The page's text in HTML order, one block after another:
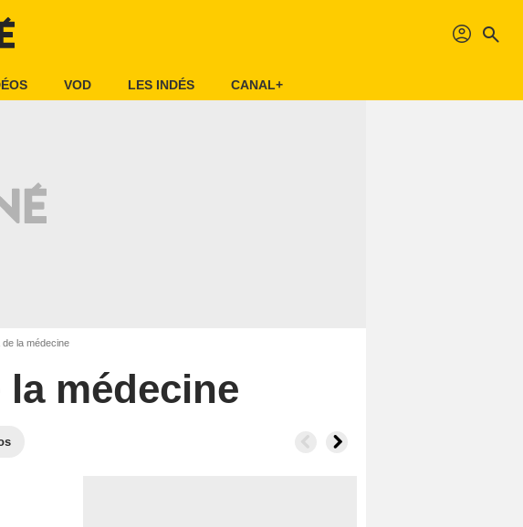
profil search
VOD LES INDÉS CANAL+
la médecine
médecine